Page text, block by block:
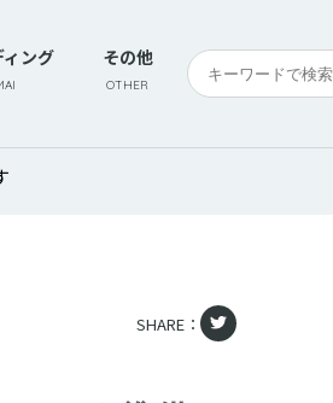
ング その他
OTHER
SHARE：